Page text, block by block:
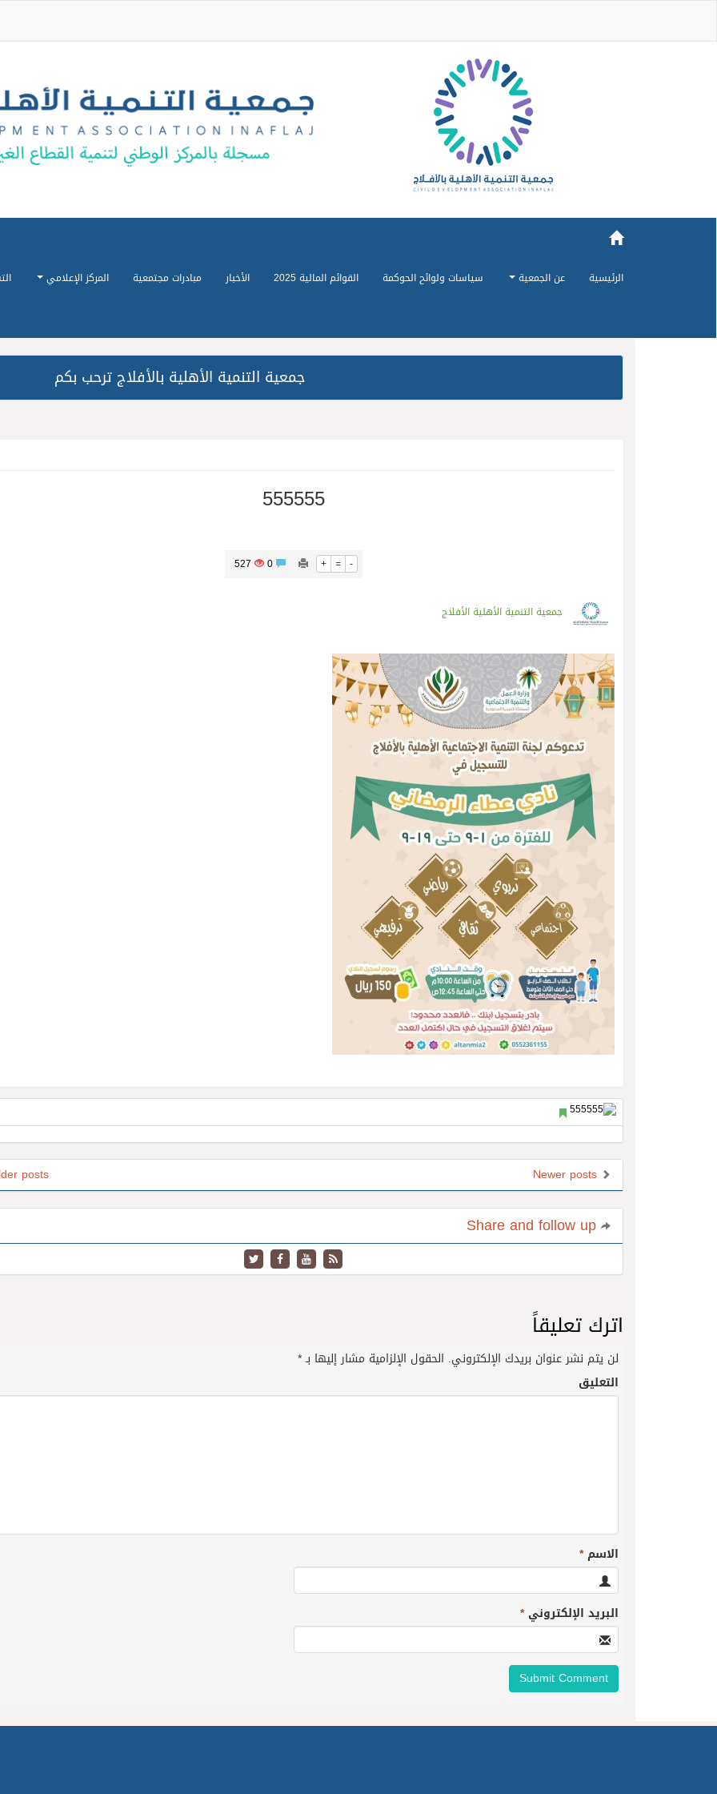
الرئيسية عن الجمعية سياسات ولوائح الحوكمة القوائم المالية 2025 الأخبار مبادرات مجتمعية المركز الإعلامي
جمعية التنمية الأهلية بالأفلاج ترحب بكم
555555
+ = -
0
527
جمعية التنمية الأهلية الأفلاج
posts
اترك تعليقاً
لن يتم نشر عنوان بريدك الإلكتروني. الحقول الإلزامية مشار إليها بـ*
التعليق
الاسم*
البريد الإلكتروني*